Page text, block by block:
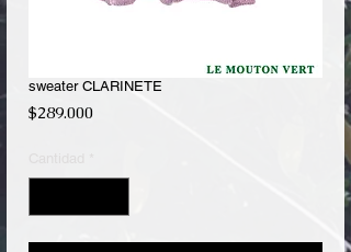
sweater CLARINETE
$289.000